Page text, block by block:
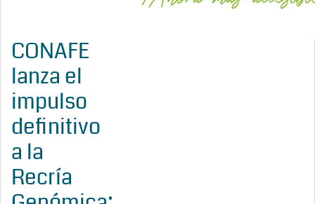
CONAFE
lanza el
impulso
definitivo
a la
Recría